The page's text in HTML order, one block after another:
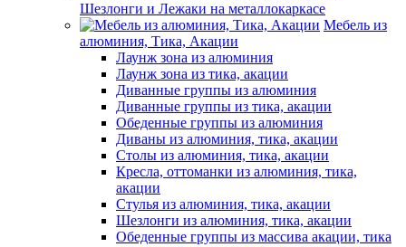
Шезлонги и Лежаки на металлокаркасе
Мебель из
алюминия, Тика, Акации
Лаунж зона из алюминия
Лаунж зона из тика, акации
Диванные группы из алюминия
Диванные группы из тика, акации
Обеденные группы из алюминия
Диваны из алюминия, тика, акации
Столы из алюминия, тика, акации
Кресла, оттоманки из алюминия, тика,
акации
Стулья из алюминия, тика, акации
Шезлонги из алюминия, тика, акации
Обеденные группы из массива акации, тика